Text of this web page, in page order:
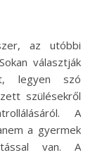
választják
legyen szó
szülésekről
A
a gyermek
van. A